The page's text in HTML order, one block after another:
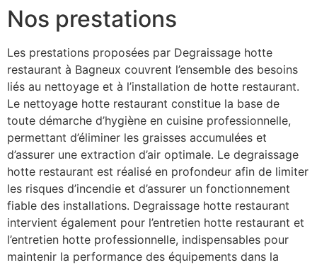
Nos prestations
Les prestations proposées par Degraissage hotte
restaurant à Bagneux couvrent l’ensemble des besoins
liés au nettoyage et à l’installation de hotte restaurant.
Le nettoyage hotte restaurant constitue la base de
toute démarche d’hygiène en cuisine professionnelle,
permettant d’éliminer les graisses accumulées et
d’assurer une extraction d’air optimale. Le degraissage
hotte restaurant est réalisé en profondeur afin de limiter
les risques d’incendie et d’assurer un fonctionnement
fiable des installations. Degraissage hotte restaurant
intervient également pour l’entretien hotte restaurant et
l’entretien hotte professionnelle, indispensables pour
maintenir la performance des équipements dans la